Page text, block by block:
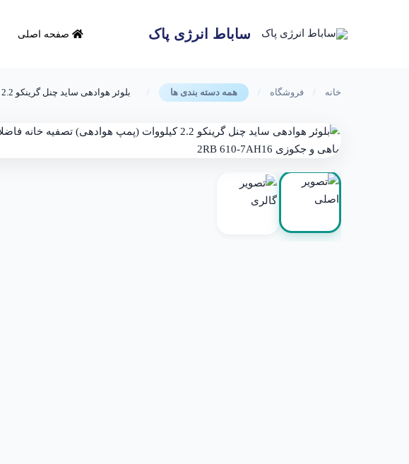
ساباط انرژی پاک صفحه اصلی
خانه / فروشگاه / همه دسته بندی ها / بلوئر هوادهی ساید چنل گرینکو 2.2 کیلووات (پمپ هوادهی) تصفیه خانه فاضلاب و پرورش ماهی و جکوزی 2RB 610-7AH16